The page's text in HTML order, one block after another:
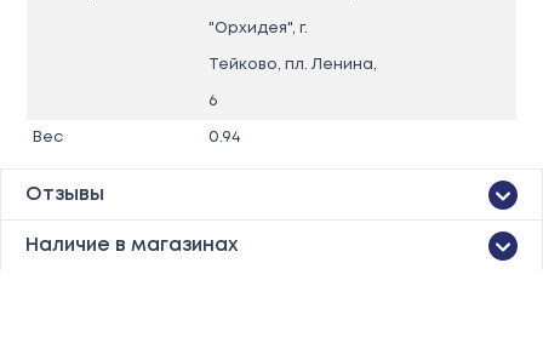
"Орхидея", г.
Тейково, пл. Ленина,
6
Вес 0.94
Отзывы
Наличие в магазинах